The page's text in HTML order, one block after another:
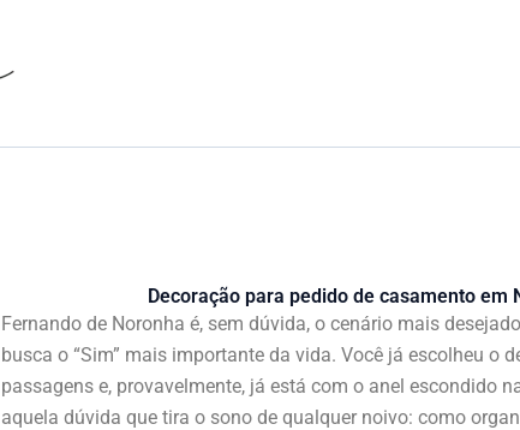
Decoração para pedido de casamento em
Fernando de Noronha é, sem dúvida, o cenário mais
busca o “Sim” mais importante da vida. Você já escolheu o
passagens e, provavelmente, já está com o anel escondido
aquela dúvida que tira o sono de qualquer noivo: como